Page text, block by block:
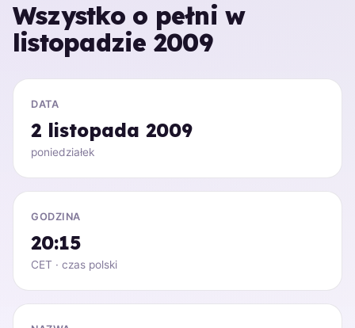
Wszystko o pełni w
listopadzie 2009
DATA
2 listopada 2009
poniedziałek
GODZINA
20:15
CET · czas polski